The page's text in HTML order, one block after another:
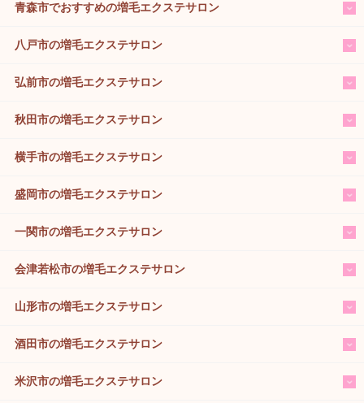
青森市でおすすめの増毛エクステサロン
八戸市の増毛エクステサロン
弘前市の増毛エクステサロン
秋田市の増毛エクステサロン
横手市の増毛エクステサロン
盛岡市の増毛エクステサロン
一関市の増毛エクステサロン
会津若松市の増毛エクステサロン
山形市の増毛エクステサロン
酒田市の増毛エクステサロン
米沢市の増毛エクステサロン